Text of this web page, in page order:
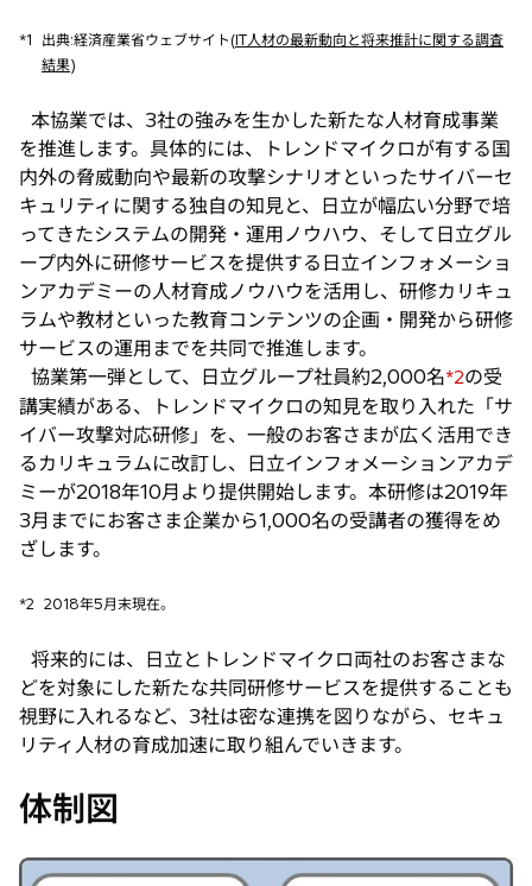
*1 出典:経済産業省ウェブサイト(IT人材の最新動向と将来推計に関する調査
結果)
本協業では、3社の強みを生かした新たな人材育成事業
を推進します。具体的には、トレンドマイクロが有する国
内外の脅威動向や最新の攻撃シナリオといったサイバーセ
キュリティに関する独自の知見と、日立が幅広い分野で培
ってきたシステムの開発・運用ノウハウ、そして日立グル
ープ内外に研修サービスを提供する日立インフォメーショ
ンアカデミーの人材育成ノウハウを活用し、研修カリキュ
ラムや教材といった教育コンテンツの企画・開発から研修
サービスの運用までを共同で推進します。
協業第一弾として、日立グループ社員約2,000名*2の受
講実績がある、トレンドマイクロの知見を取り入れた「サ
イバー攻撃対応研修」を、一般のお客さまが広く活用でき
るカリキュラムに改訂し、日立インフォメーションアカデ
ミーが2018年10月より提供開始します。本研修は2019年
3月までにお客さま企業から1,000名の受講者の獲得をめ
ざします。
*2 2018年5月末現在。
将来的には、日立とトレンドマイクロ両社のお客さまな
どを対象にした新たな共同研修サービスを提供することも
視野に入れるなど、3社は密な連携を図りながら、セキュ
リティ人材の育成加速に取り組んでいきます。
体制図